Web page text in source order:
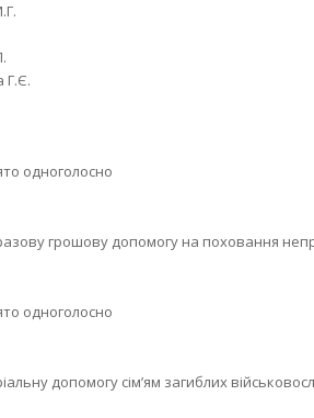
Г.Є.
одноголосно
грошову допомогу на поховання
одноголосно
допомогу сім’ям загиблих